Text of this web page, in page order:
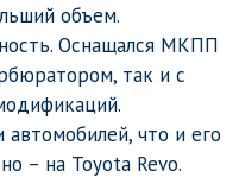
объем.
Оснащался МКПП
так и с
что и его
– на Toyota Revo.